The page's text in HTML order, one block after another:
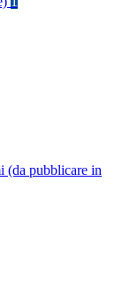
(da pubblicare in